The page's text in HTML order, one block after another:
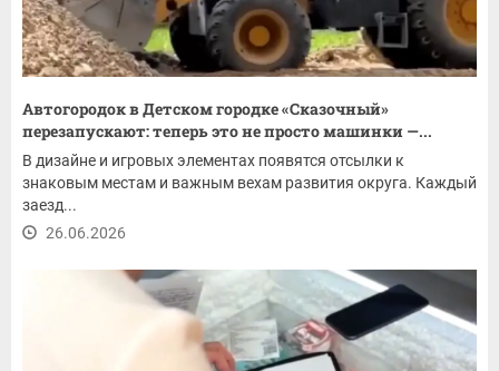
Автогородок в Детском городке «Сказочный»
перезапускают: теперь это не просто машинки —...
В дизайне и игровых элементах появятся отсылки к
знаковым местам и важным вехам развития округа. Каждый
заезд...
26.06.2026